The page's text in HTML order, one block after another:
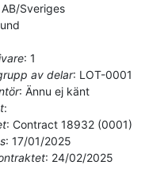
Sveriges
: 1
av delar: LOT-0001
: Ännu ej känt
:
: Contract 18932 (0001)
: 17/01/2025
: 24/02/2025